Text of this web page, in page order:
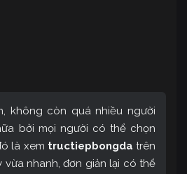
không còn quá nhiều người
bởi mọi người có thể chọn
là xem tructiepbongda trên
vừa nhanh, đơn giản lại có thể